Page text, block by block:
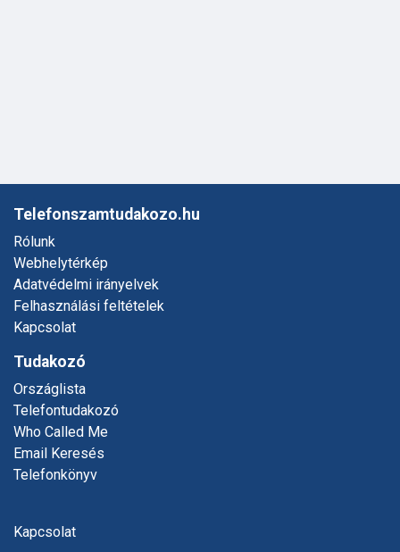
Telefonszamtudakozo.hu
Rólunk
Webhelytérkép
Adatvédelmi irányelvek
Felhasználási feltételek
Kapcsolat
Tudakozó
Országlista
Telefontudakozó
Who Called Me
Email Keresés
Telefonkönyv
Kapcsolat